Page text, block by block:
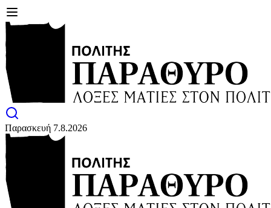
Παρασκευή 7.8.2026